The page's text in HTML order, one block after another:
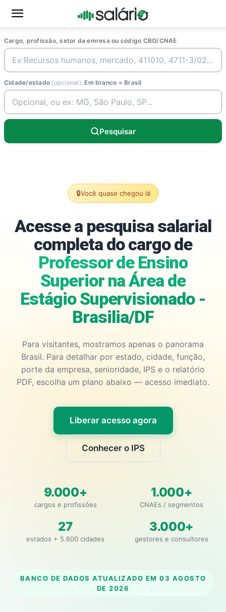
Cargo, profissão, setor da emresa ou código CBO/CNAE
Cidade/estado (opcional). Em branco = Brasil
Pesquisar
🔒Você quase chegou lá
Acesse a pesquisa salarial
completa do cargo de
Professor de Ensino
Superior na Área de
Estágio Supervisionado -
Brasilia/DF
Para visitantes, mostramos apenas o panorama
Brasil. Para detalhar por estado, cidade, função,
porte da empresa, senioridade, IPS e o relatório
PDF, escolha um plano abaixo — acesso imediato.
Liberar acesso agora
Conhecer o IPS
9.000+
cargos e profissões
1.000+
CNAEs / segmentos
27
estados + 5.600 cidades
3.000+
gestores e consultores
BANCO DE DADOS ATUALIZADO EM 03 AGOSTO
DE 2026